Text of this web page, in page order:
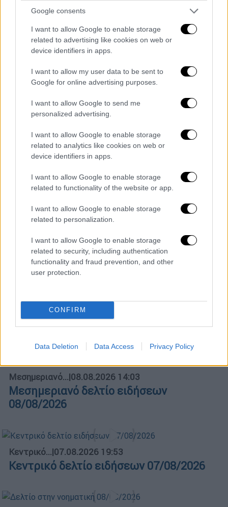
Google consents
I want to allow Google to enable storage
related to advertising like cookies on web or
device identifiers in apps.
I want to allow my user data to be sent to
Google for online advertising purposes.
I want to allow Google to send me
personalized advertising.
I want to allow Google to enable storage
related to analytics like cookies on web or
device identifiers in apps.
I want to allow Google to enable storage
related to functionality of the website or app.
I want to allow Google to enable storage
related to personalization.
I want to allow Google to enable storage
related to security, including authentication
functionality and fraud prevention, and other
user protection.
CONFIRM
Data Deletion Data Access Privacy Policy
ύποπτος φάκελος
Συμβούλιο της Επικρατείας
ακίνητα
POPULAR VIDEOS
Μεσημεριανό...|09.08.2026 14:15
Μεσημεριανό δελτίο ειδήσεων
09/08/2026
Μεσημεριανό...|08.08.2026 14:03
Μεσημεριανό δελτίο ειδήσεων
08/08/2026
Κεντρικό...|07.08.2026 19:53
Κεντρικό δελτίο ειδήσεων 07/08/2026